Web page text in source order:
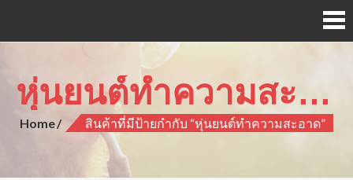
หุ่นยนต์ทำความสะอาด
Home สินค้าที่มีป้ายกำกับ “หุ่นยนต์ทำความสะอาด”